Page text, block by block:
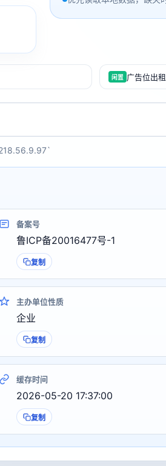
闲置 广告位出租
备案号
鲁ICP备20016477号-1
复制
主办单位性质
企业
复制
缓存时间
2026-05-20 17:37:00
复制